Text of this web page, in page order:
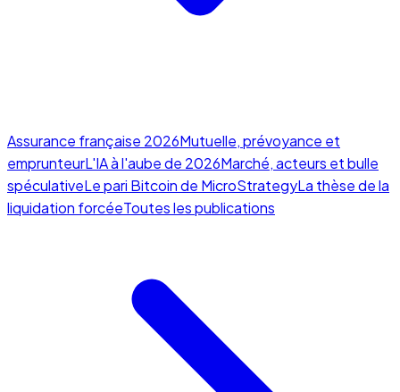
Assurance française 2026Mutuelle, prévoyance et
emprunteurL'IA à l'aube de 2026Marché, acteurs et bulle
spéculativeLe pari Bitcoin de MicroStrategyLa thèse de la
liquidation forcéeToutes les publications